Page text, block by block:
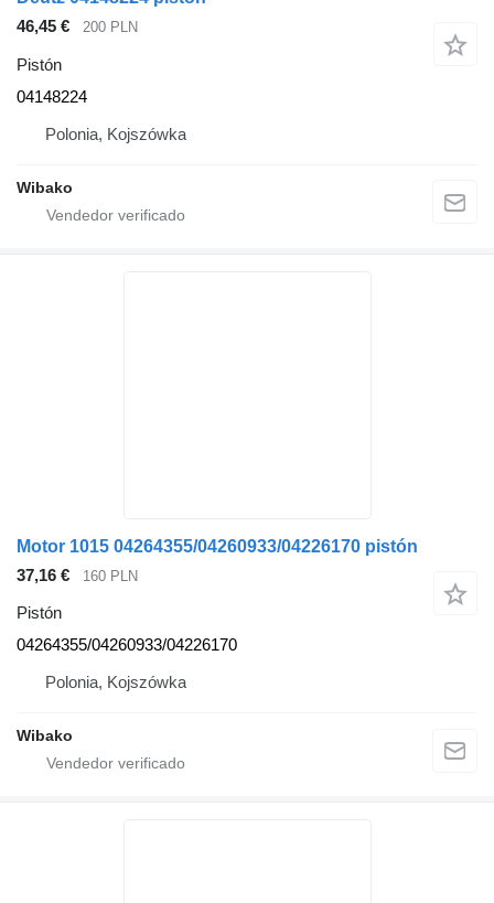
46,45 €
200 PLN
Pistón
04148224
Polonia, Kojszówka
Wibako
Motor 1015 04264355/04260933/04226170 pistón
37,16 €
160 PLN
Pistón
04264355/04260933/04226170
Polonia, Kojszówka
Wibako